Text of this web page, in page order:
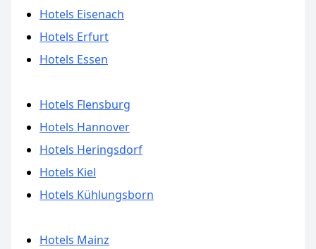
Hotels Eisenach
Hotels Erfurt
Hotels Essen
Hotels Flensburg
Hotels Hannover
Hotels Heringsdorf
Hotels Kiel
Hotels Kühlungsborn
Hotels Mainz